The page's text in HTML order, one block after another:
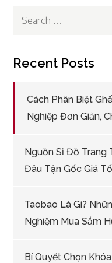
Search
Recent Posts
Cách Phân Biệt
Nghiệp Đơn Giản,
Nguồn Sỉ Đồ Trang
Đâu Tận Gốc Giá
Taobao Là Gì?
Nghiệm Mua Sắm
Bí Quyết Chọn